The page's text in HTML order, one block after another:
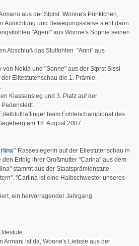
aus der Stprst. Wonne's Pünktchen,
Aufrichtung und Bewegungsstärke steht dann
"Agent" aus Wonne's Sophie seinen
Abschluß das Stutfohlen "Anni" aus
von Nokia und "Sonne" aus der Stprst Sissi
Elitestutenschau die 1. Prämie.
Klassensieg und 3. Platz auf der
beim Fohlenchampionat des
am 18. August 2007.
Rassesiegerin auf der Eliestutenschau in
den Erfolg ihrer Großmutter "Carina" aus dem
stammt aus der Staatsprämienstute
"Carlina ist eine Halbschwester unseres
ein hervorragender Jahrgang.
Armani ist da, Wonne's Liebste aus der